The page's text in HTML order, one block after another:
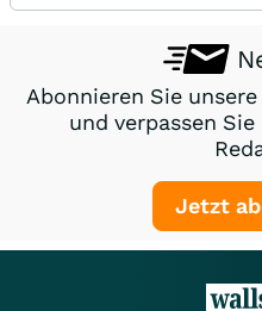
Abonnieren Sie
und verpassen
Jetzt